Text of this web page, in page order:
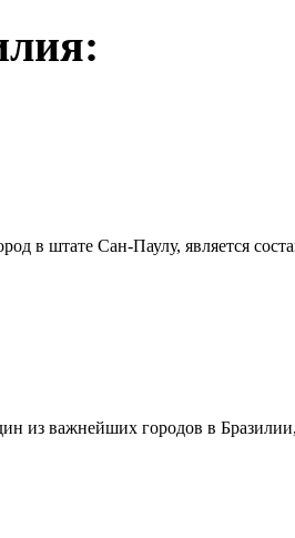
в штате Сан-Паулу, является
из важнейших городов в